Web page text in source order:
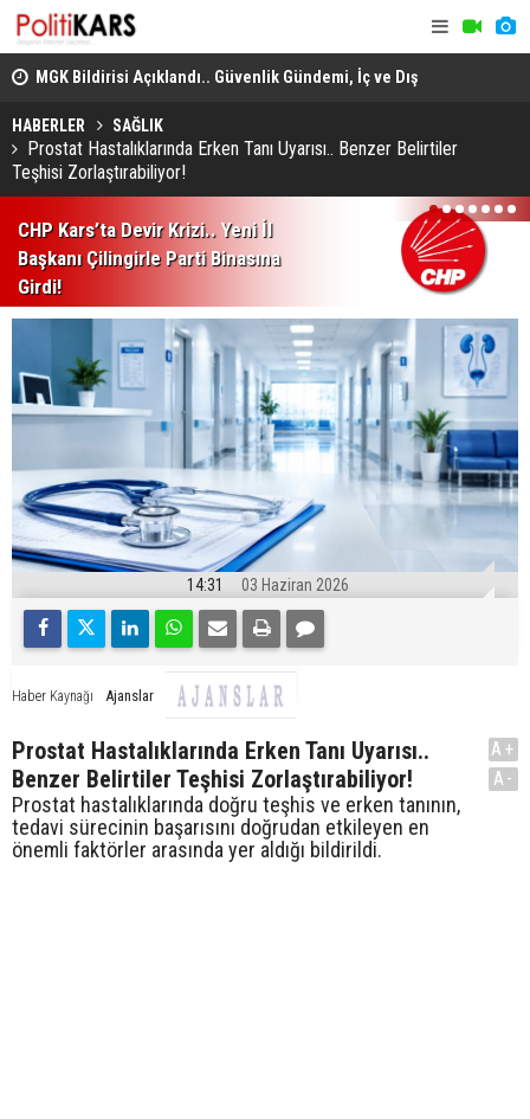
MGK Bildirisi Açıklandı.. Güvenlik Gündemi, İç ve Dış
Politika Başlıkları Değerlendirildi!
HABERLER SAĞLIK
Prostat Hastalıklarında Erken Tanı Uyarısı.. Benzer Belirtiler
Teşhisi Zorlaştırabiliyor!
CHP Kars’ta Devir Krizi.. Yeni İl
Başkanı Çilingirle Parti Binasına
Girdi!
1 2 3 4 5 6 7
14:31 03 Haziran 2026
Haber Kaynağı Ajanslar
Prostat Hastalıklarında Erken Tanı Uyarısı..
Benzer Belirtiler Teşhisi Zorlaştırabiliyor!
Prostat hastalıklarında doğru teşhis ve erken tanının,
tedavi sürecinin başarısını doğrudan etkileyen en
önemli faktörler arasında yer aldığı bildirildi.
A+
A-